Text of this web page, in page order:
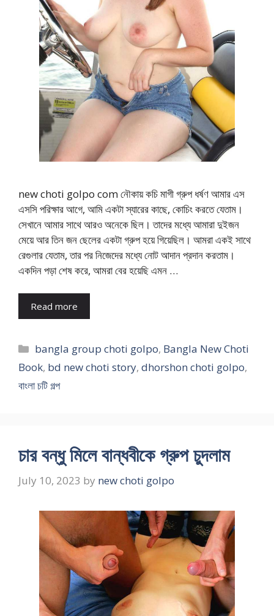
new choti golpo com নৌকায় কচি মাগী গ্রুপ ধর্ষণ আমার এস
এসসি পরিক্ষার আগে, আমি একটা স্যারের কাছে, কোচিং করতে যেতাম।
সেখানে আমার সাথে আরও অনেকে ছিল। তাদের মধ্যে আমারা দুইজন
মেয়ে আর তিন জন ছেলের একটা গ্রুপ হয়ে গিয়েছিল। আমরা একই সাথে
রেগুলার যেতাম, তার পর নিজেদের মধ্যে নোট আদান প্রদান করতাম।
একদিন পড়া শেষ করে, আমরা বের হয়েছি এমন …
Read more
Categories
bangla group choti golpo, Bangla New Choti
Book, bd new choti story, dhorshon choti golpo,
বাংলা চটি গল্প
চার বন্ধু মিলে বান্ধবীকে গ্রুপ চুদলাম
July 10, 2023 by new choti golpo